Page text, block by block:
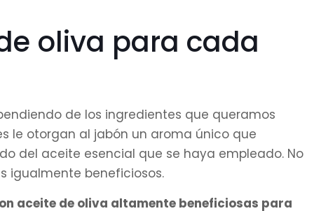
oliva para cada
de los ingredientes que queramos
le otorgan al jabón un aroma único que
del aceite esencial que se haya empleado. No
igualmente beneficiosos.
aceite de oliva altamente beneficiosas para